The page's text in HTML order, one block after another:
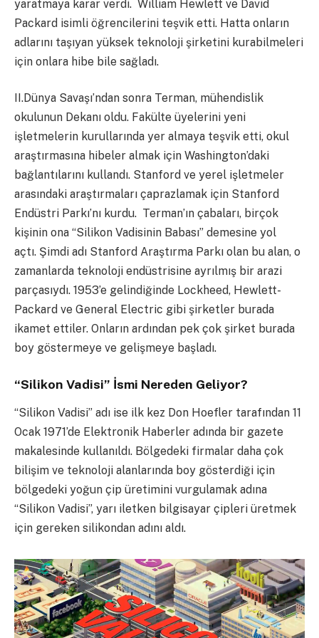
yaratmaya karar verdi. William Hewlett ve David
Packard isimli öğrencilerini teşvik etti. Hatta onların
adlarını taşıyan yüksek teknoloji şirketini kurabilmeleri
için onlara hibe bile sağladı.
II.Dünya Savaşı’ndan sonra Terman, mühendislik
okulunun Dekanı oldu. Fakülte üyelerini yeni
işletmelerin kurullarında yer almaya teşvik etti, okul
araştırmasına hibeler almak için Washington’daki
bağlantılarını kullandı. Stanford ve yerel işletmeler
arasındaki araştırmaları çaprazlamak için Stanford
Endüstri Parkı’nı kurdu. Terman’ın çabaları, birçok
kişinin ona “Silikon Vadisinin Babası” demesine yol
açtı. Şimdi adı Stanford Araştırma Parkı olan bu alan, o
zamanlarda teknoloji endüstrisine ayrılmış bir arazi
parçasıydı. 1953’e gelindiğinde Lockheed, Hewlett-
Packard ve General Electric gibi şirketler burada
ikamet ettiler. Onların ardından pek çok şirket burada
boy göstermeye ve gelişmeye başladı.
“Silikon Vadisi” İsmi Nereden Geliyor?
“Silikon Vadisi” adı ise ilk kez Don Hoefler tarafından 11
Ocak 1971’de Elektronik Haberler adında bir gazete
makalesinde kullanıldı. Bölgedeki firmalar daha çok
bilişim ve teknoloji alanlarında boy gösterdiği için
bölgedeki yoğun çip üretimini vurgulamak adına
“Silikon Vadisi”, yarı iletken bilgisayar çipleri üretmek
için gereken silikondan adını aldı.